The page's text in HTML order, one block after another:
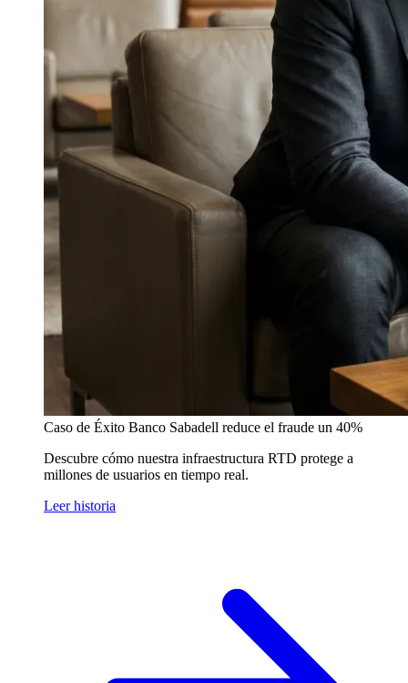
Caso de Éxito Banco Sabadell reduce el fraude un 40%
Descubre cómo nuestra infraestructura RTD protege a
millones de usuarios en tiempo real.
Leer historia